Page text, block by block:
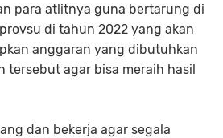
para atlitnya guna bertarung di
di tahun 2022 yang akan
anggaran yang dibutuhkan
tersebut agar bisa meraih hasil
dan bekerja agar segala